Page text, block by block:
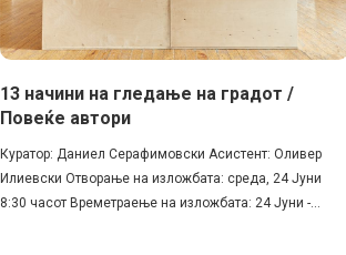
13 начини на гледање на градот /
Повеќе автори
Куратор: Даниел Серафимовски Асистент: Оливер
Илиевски Отворање на изложбата: среда, 24 Јуни
8:30 часот Времетраење на изложбата: 24 Јуни -...